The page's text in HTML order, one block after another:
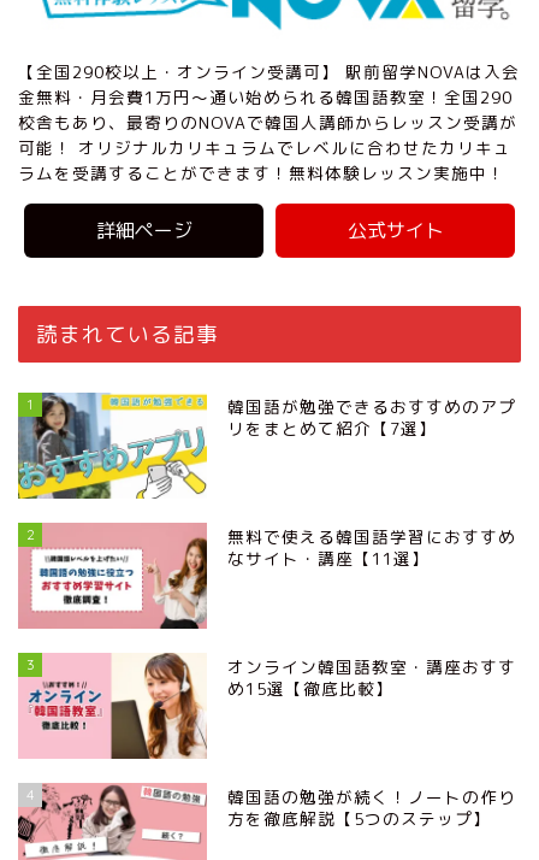
【全国290校以上・オンライン受講可】 駅前留学NOVAは入会
金無料・月会費1万円〜通い始められる韓国語教室！全国290
校舎もあり、最寄りのNOVAで韓国人講師からレッスン受講が
可能！ オリジナルカリキュラムでレベルに合わせたカリキュ
ラムを受講することができます！無料体験レッスン実施中！
詳細ページ 公式サイト
読まれている記事
1
韓国語が勉強できるおすすめのアプ
リをまとめて紹介【7選】
2
無料で使える韓国語学習におすすめ
なサイト・講座【11選】
3
オンライン韓国語教室・講座おすす
め15選【徹底比較】
4
韓国語の勉強が続く！ノートの作り
方を徹底解説【5つのステップ】